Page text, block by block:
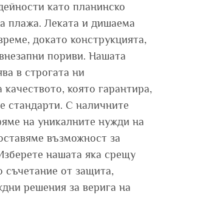
като планинско
плажа. Леката и дишаема
докато конструкцията,
пориви. Нашата
в строгата ни
която гарантира,
стандарти. С наличните
на уникалните нужди на
възможност за
нашата яка срещу
съчетание от защита,
решения за верига на